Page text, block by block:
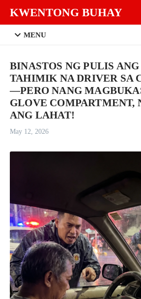
KWENTONG BUHAY
MENU
BINASTOS NG PULIS
TAHIMIK NA DRIVER SA
—PERO NANG
GLOVE COMPARTMENT,
ANG LAHAT!
May 12, 2026